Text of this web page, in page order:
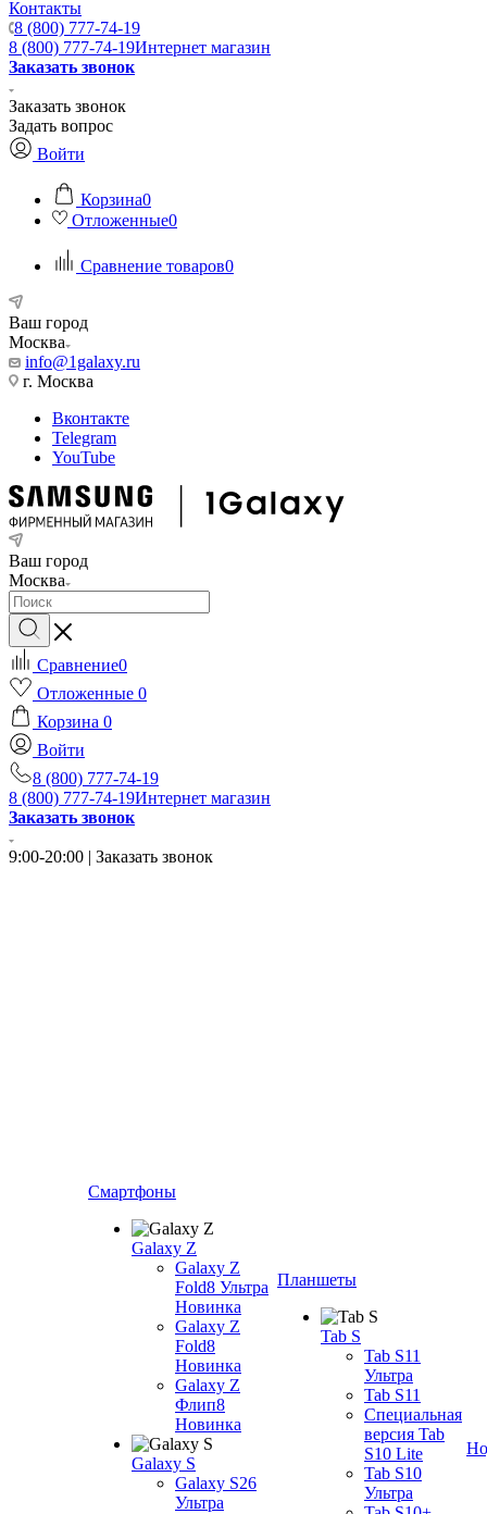
Контакты
8 (800) 777-74-19
8 (800) 777-74-19Интернет магазин
Заказать звонок
Заказать звонок
Задать вопрос
Войти
Корзина0
Отложенные0
Сравнение товаров0
Ваш город
Москва
info@1galaxy.ru
г. Москва
Вконтакте
Telegram
YouTube
Ваш город
Москва
Сравнение0
Отложенные 0
Корзина 0
Войти
8 (800) 777-74-19
8 (800) 777-74-19Интернет магазин
Заказать звонок
9:00-20:00 | Заказать звонок
Смартфоны
Galaxy Z
Galaxy Z
Fold8 Ультра
Новинка
Galaxy Z
Fold8
Новинка
Galaxy Z
Флип8
Новинка
Galaxy S
Galaxy S26
Ультра
Планшеты
Tab S
Tab S11
Ультра
Tab S11
Специальная
версия Tab
S10 Lite
Tab S10
Ультра